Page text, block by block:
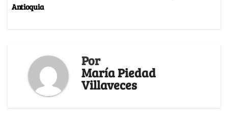
Antioquia
Por
María Piedad
Villaveces